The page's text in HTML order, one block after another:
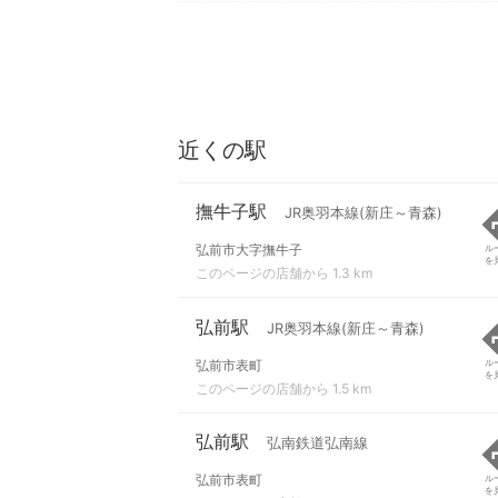
近くの駅
撫牛子駅 JR奥羽本線(新庄～青森)
弘前市大字撫牛子
このページの店舗から 1.3 km
ル
を
弘前駅 JR奥羽本線(新庄～青森)
弘前市表町
このページの店舗から 1.5 km
ル
を
弘前駅 弘南鉄道弘南線
弘前市表町
ル
を